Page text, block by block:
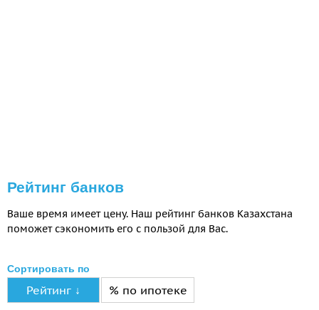
Рейтинг банков
Ваше время имеет цену. Наш рейтинг банков Казахстана
поможет сэкономить его с пользой для Вас.
Сортировать по
Рейтинг ↓ % по ипотеке